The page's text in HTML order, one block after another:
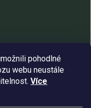
pohodlné
webu neustále
Více